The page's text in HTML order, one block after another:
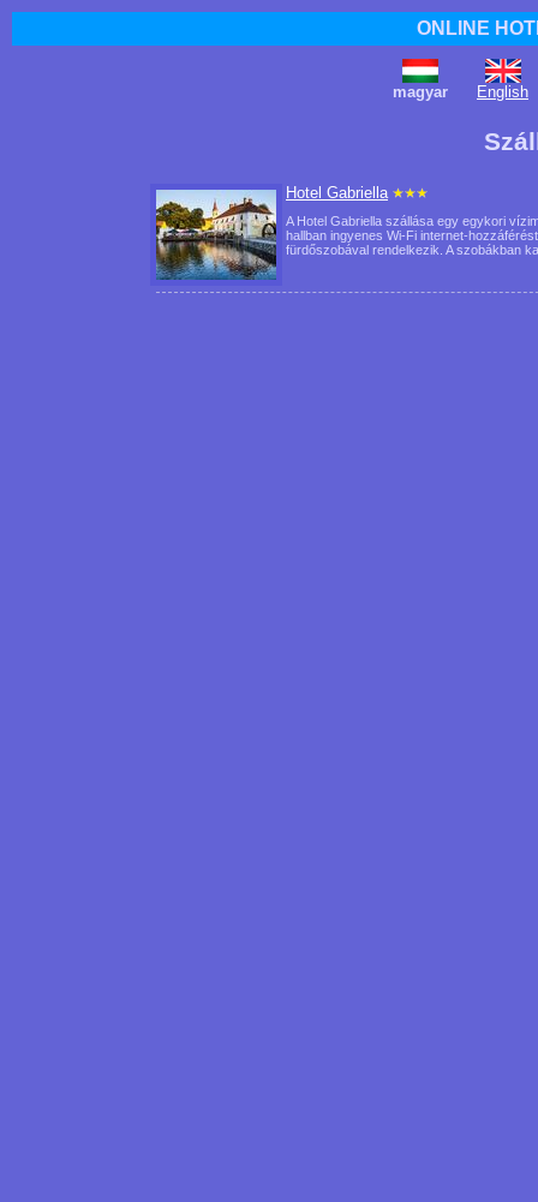
ONLINE
magyar English
Hotel Gabriella
A Hotel Gabriella szállása egy egykori
hallban ingyenes Wi-Fi internet-
fürdőszobával rendelkezik. A szobákban